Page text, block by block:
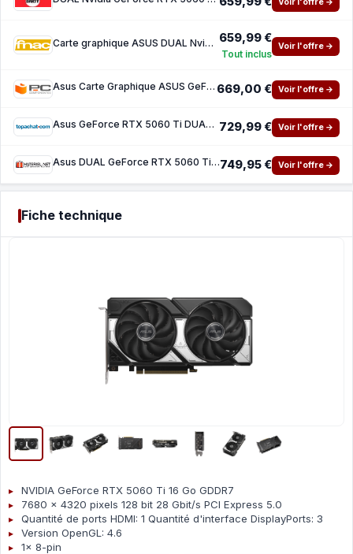
Carte graphique ASUS DUAL Nvidia GeForce RTX 5060 Ti 16G OC 659,99 €
Tout inclus
Voir l'offre →
Asus Carte Graphique ASUS GeForce RTX 5060 Ti DUAL OC 16GB GDDR7 Reflex 2 RTX AI DLSS4 669,00 € Voir l'offre →
Asus GeForce RTX 5060 Ti DUAL OC 729,99 € Voir l'offre →
Asus DUAL GeForce RTX 5060 Ti 16GB GDDR7 OC749,95 € Voir l'offre →
Fiche technique
NVIDIA GeForce RTX 5060 Ti 16 Go GDDR7
7680 x 4320 pixels 128 bit 28 Gbit/s PCI Express 5.0
Quantité de ports HDMI: 1 Quantité d'interface DisplayPorts: 3
Version OpenGL: 4.6
1x 8-pin